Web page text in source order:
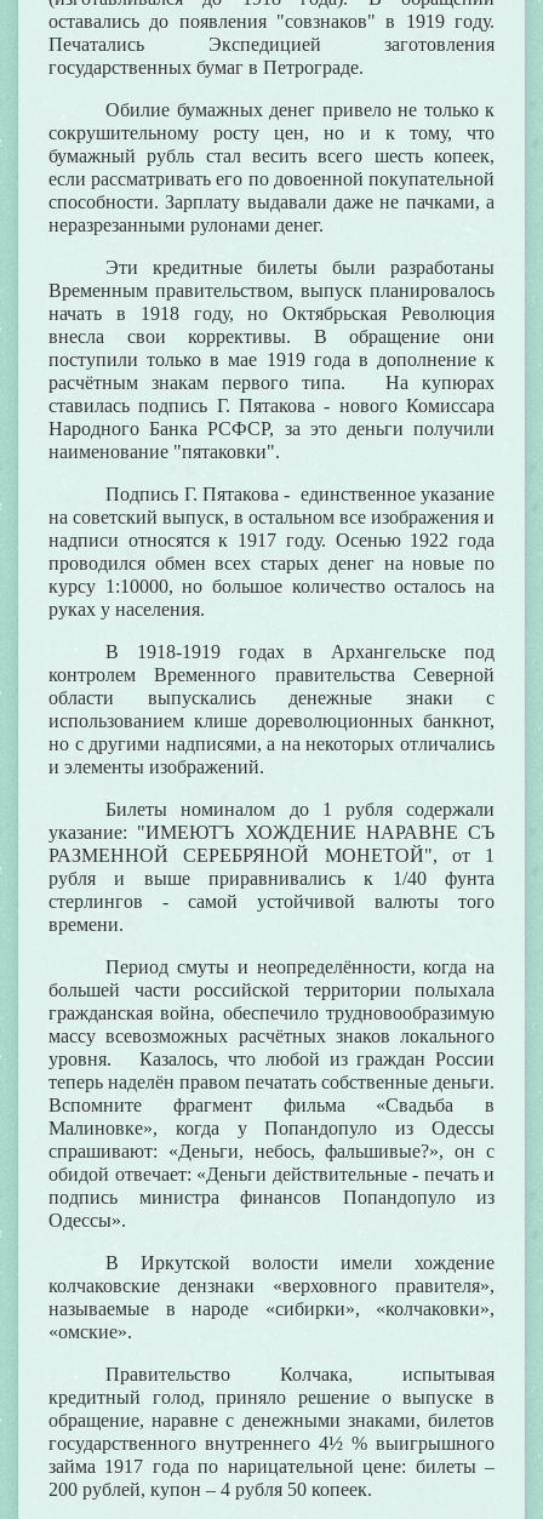
оставались до появления "совзнаков" в 1919 году.
Печатались Экспедицией заготовления
государственных бумаг в Петрограде.
Обилие бумажных денег привело не только к
сокрушительному росту цен, но и к тому, что
бумажный рубль стал весить всего шесть копеек,
если рассматривать его по довоенной покупательной
способности. Зарплату выдавали даже не пачками, а
неразрезанными рулонами денег.
Эти кредитные билеты были разработаны
Временным правительством, выпуск планировалось
начать в 1918 году, но Октябрьская Революция
внесла свои коррективы. В обращение они
поступили только в мае 1919 года в дополнение к
расчётным знакам первого типа. На купюрах
ставилась подпись Г. Пятакова - нового Комиссара
Народного Банка РСФСР, за это деньги получили
наименование "пятаковки".
Подпись Г. Пятакова - единственное указание
на советский выпуск, в остальном все изображения и
надписи относятся к 1917 году. Осенью 1922 года
проводился обмен всех старых денег на новые по
курсу 1:10000, но большое количество осталось на
руках у населения.
В 1918-1919 годах в Архангельске под
контролем Временного правительства Северной
области выпускались денежные знаки с
использованием клише дореволюционных банкнот,
но с другими надписями, а на некоторых отличались
и элементы изображений.
Билеты номиналом до 1 рубля содержали
указание: "ИМЕЮТЪ ХОЖДЕНИЕ НАРАВНЕ СЪ
РАЗМЕННОЙ СЕРЕБРЯНОЙ МОНЕТОЙ", от 1
рубля и выше приравнивались к 1/40 фунта
стерлингов - самой устойчивой валюты того
времени.
Период смуты и неопределённости, когда на
большей части российской территории полыхала
гражданская война, обеспечило трудновообразимую
массу всевозможных расчётных знаков локального
уровня. Казалось, что любой из граждан России
теперь наделён правом печатать собственные деньги.
Вспомните фрагмент фильма «Свадьба в
Малиновке», когда у Попандопуло из Одессы
спрашивают: «Деньги, небось, фальшивые?», он с
обидой отвечает: «Деньги действительные - печать и
подпись министра финансов Попандопуло из
Одессы».
В Иркутской волости имели хождение
колчаковские дензнаки «верховного правителя»,
называемые в народе «сибирки», «колчаковки»,
«омские».
Правительство Колчака, испытывая
кредитный голод, приняло решение о выпуске в
обращение, наравне с денежными знаками, билетов
государственного внутреннего 4½ % выигрышного
займа 1917 года по нарицательной цене: билеты –
200 рублей, купон – 4 рубля 50 копеек.